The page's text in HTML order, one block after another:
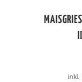
inkl.